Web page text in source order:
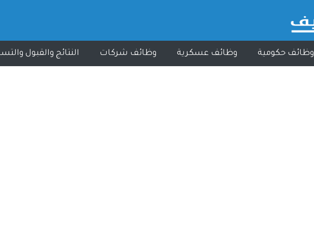
وظائف حكومية وظائف عسكرية وظائف شركات النتائج والقبول